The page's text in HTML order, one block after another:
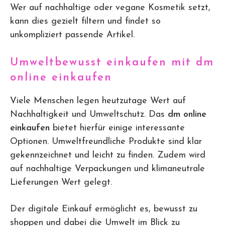
Wer auf nachhaltige oder vegane Kosmetik setzt,
kann dies gezielt filtern und findet so
unkompliziert passende Artikel.
Umweltbewusst einkaufen mit dm
online einkaufen
Viele Menschen legen heutzutage Wert auf
Nachhaltigkeit und Umweltschutz. Das dm online
einkaufen bietet hierfür einige interessante
Optionen. Umweltfreundliche Produkte sind klar
gekennzeichnet und leicht zu finden. Zudem wird
auf nachhaltige Verpackungen und klimaneutrale
Lieferungen Wert gelegt.
Der digitale Einkauf ermöglicht es, bewusst zu
shoppen und dabei die Umwelt im Blick zu